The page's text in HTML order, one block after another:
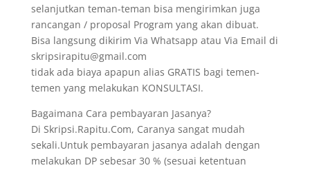
selanjutkan teman-teman bisa mengirimkan juga
rancangan / proposal Program yang akan dibuat.
Bisa langsung dikirim Via Whatsapp atau Via Email di
skripsirapitu@gmail.com
tidak ada biaya apapun alias GRATIS bagi temen-
temen yang melakukan KONSULTASI.
Bagaimana Cara pembayaran Jasanya?
Di Skripsi.Rapitu.Com, Caranya sangat mudah
sekali.Untuk pembayaran jasanya adalah dengan
melakukan DP sebesar 30 % (sesuai ketentuan